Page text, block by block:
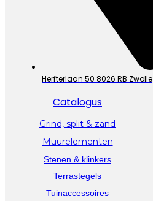
Herfterlaan 50 8026 RB Zwolle
Catalogus
Grind, split & zand
Muurelementen
Stenen & klinkers
Terrastegels
Tuinaccessoires